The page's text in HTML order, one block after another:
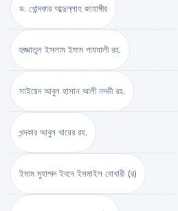
ড. খোন্দকার আব্দুল্লাহ জাহাঙ্গীর
হুজ্জাতুল ইসলাম ইমাম গাযযালী রহ.
সাইয়েদ আবুল হাসান আলী নদভী রহ.
খন্দকার আবুল খায়ের রহ.
ইমাম মুহাম্মদ ইবনে ইসমাইল বোখারী (র)